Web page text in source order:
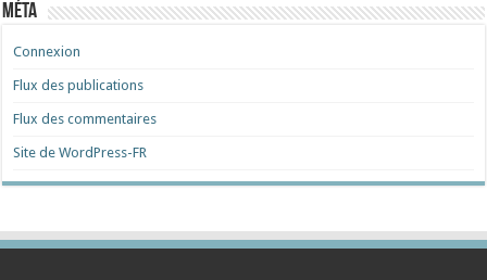
Méta
Connexion
Flux des publications
Flux des commentaires
Site de WordPress-FR